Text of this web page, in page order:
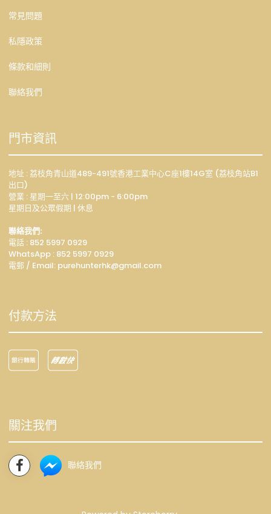
常見問題
私隱政策
條款和細則
聯絡我們
門市資訊
地址 : 荔枝角青山道489-491號香港工業中心C座1樓14G室 (荔枝角站B1
出口)
營業 : 星期一至六 | 12:00pm - 6:00pm
星期日及公眾假期 | 休息
聯絡我們:
電話 : 852 5997 0929
WhatsApp : 852 5997 0929
電郵 / Email: purehunterhk@gmail.com
付款方法
關注我們
聯絡我們